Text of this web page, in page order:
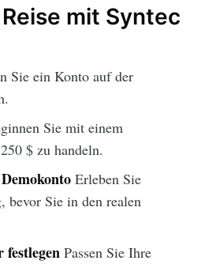
mit Syntec
Sie ein Konto auf der
Sie mit einem
$ zu handeln.
Erleben Sie
bevor Sie in den realen
festlegenPassen Sie Ihre